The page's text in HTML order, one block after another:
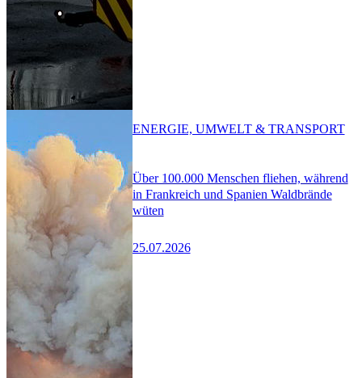
Über 100.000 Menschen fliehen, während
in Frankreich und Spanien Waldbrände
wüten
25.07.2026
ENERGIE, UMWELT & TRANSPORT